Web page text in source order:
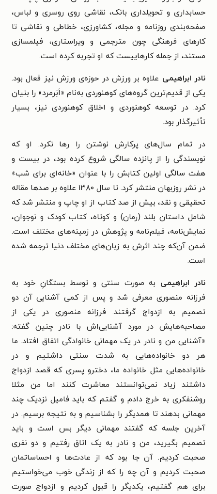
حسابداری و تحویلداری بانک، نقاشی روی روسری و لباس،
صفحه‌بندی روزنامه و مجله، کشاورزی، خطاطی و نقاشی تا
کارهای فرهنگی چون مترجمی و ویراستاری، فیلمسازی
مستند، از جمله کارهاییست که او تجربه کرده است.
نادر ابراهیمی علاوه بر ورزش در حوزه‌ی ورزش نیز فعال بود.
یکی از قدیم‌ترین گروه‌های کوهنوردی به‌نام «اَبَرمرد» را بنیان
کرد. در توسعه کوهنوردی و اخلاق کوهنوردی نیز، بسیار
تأثیرگذار بود.
در تمام سال‌های پرکارش نوشتن را رها نکرد. او که
نویسندگی را از پانزده سالگی شروع کرده بود، در بیست و
هفت سالگی اولین کتابش را با عنوان «خانه‌ای برای شب»
در نشر روزبهان منتشر کرد. تا سال ۱۳۸۰ علاوه بر صدها مقاله
تحقیقی و نقد، بیش از صد کتاب از او چاپ و منتشر شد که
شامل داستان بلند (رمان) و کوتاه، کتاب کودک و نوجوان،
نمایش‌نامه، فیلم‌نامه و پژوهش در زمینه‌های مختلف است.
ضمن آن‌که چند اثرش به زبان‌های مختلف دنیا ترجمه شده
است.
نادر ابراهیمی به صورت سنتی و توسط بستگانِ خود به
فرزانه منصوری معرفی شد و پس از کمی آشنایی آن دو
تصمیم به ازدواج گرفتند. فرزانه منصوری در یکی از
مصاحبه‌هایش در مورد آشنایی‌اش با نادر چنین گفته:
«آشنایی من و نادر در یک مهمانی خانوادگی اتفاق افتاد. ما
هر دو خانواده‌هایی به شدت سنتی داشتیم و در
خانواده‌هایی مثل خانواده ما، دخترو پسری که قصد ازدواج
داشتند زیاد نمی‌توانستند معاشرت کنند اما من مثلا
روشنفکری به خرج دادم و گفتم که باید فامیل نزدیک چند
مهمانی بدهند تا همدیگر را بشناسیم و به نتیجه برسیم. در
آخرین جلسه که گفتند مهمانی دیگر بس است و باید
تصمیم بگیرید، من و نادر به یک اتاق رفتیم و دو نفری
صحبت کردیم. آن جا بود که از عادت‌ها و احساساتمان
صحبت کردیم و آن چه را که از زندگی خوب می‌خواستیم
برای هم گفتیم،‌ یکدیگر را قبول کردیم و ازدواج صورت